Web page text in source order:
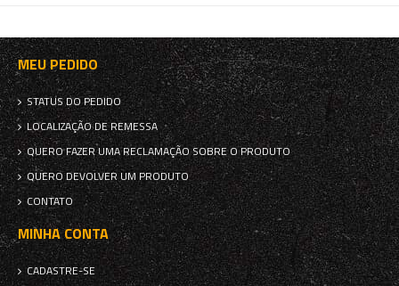
MEU PEDIDO
STATUS DO PEDIDO
LOCALIZAÇÃO DE REMESSA
QUERO FAZER UMA RECLAMAÇÃO SOBRE O PRODUTO
QUERO DEVOLVER UM PRODUTO
CONTATO
MINHA CONTA
CADASTRE-SE